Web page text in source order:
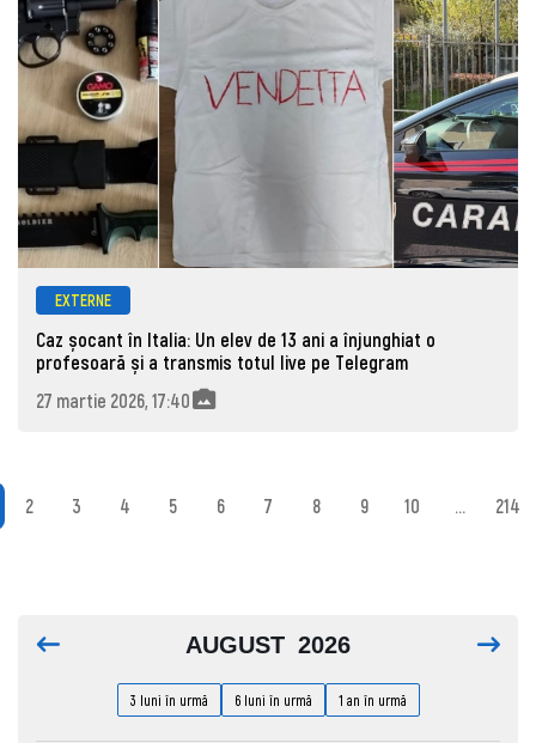
EXTERNE
Caz șocant în Italia: Un elev de 13 ani a înjunghiat o
profesoară și a transmis totul live pe Telegram
27 martie 2026, 17:40
2 3 4 5 6 7 8 9 10 214
AUGUST 2026
3 luni în urmă 6 luni în urmă 1 an în urmă